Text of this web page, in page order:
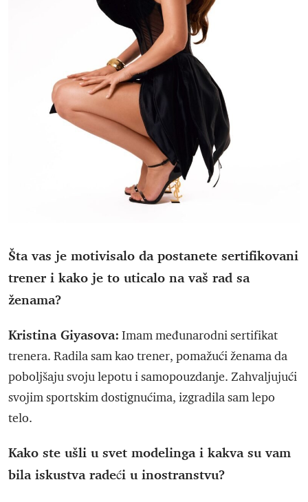
Šta vas je motivisalo da postanete sertifikovani
trener i kako je to uticalo na vaš rad sa
ženama?
Kristina Giyasova: Imam međunarodni sertifikat
trenera. Radila sam kao trener, pomažući ženama da
poboljšaju svoju lepotu i samopouzdanje. Zahvaljujući
svojim sportskim dostignućima, izgradila sam lepo
telo.
Kako ste ušli u svet modelinga i kakva su vam
bila iskustva radeći u inostranstvu?